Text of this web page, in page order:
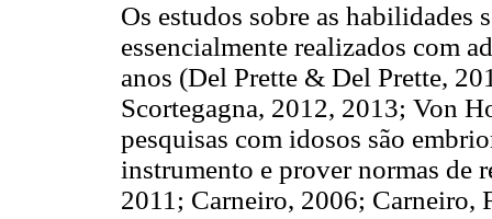
Os estudos sobre as
essencialmente realizados com
anos (Del Prette & Del Prette,
Scortegagna, 2012, 2013; Von
pesquisas com idosos são
instrumento e prover normas de
2011; Carneiro, 2006; Carneiro,